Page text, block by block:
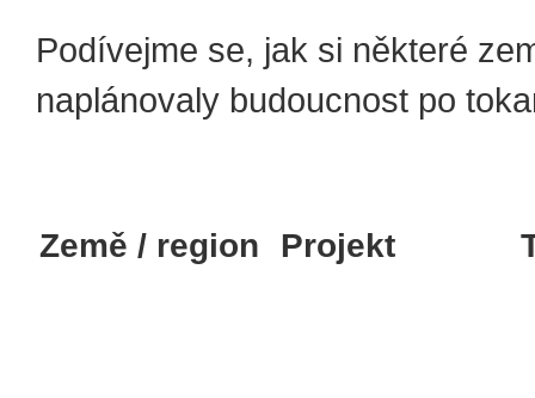
Podívejme se, jak si některé
naplánovaly budoucnost po
Země / region Projekt